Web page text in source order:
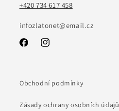
+420 734 617 458
infozlatonet@email.cz
FacebookInstagram
Obchodní podmínky
Zásady ochrany osobních údajů